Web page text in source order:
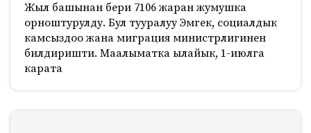
Жыл башынан бери 7106 жаран жумушка
орноштурулду. Бул тууралуу Эмгек, социалдык
камсыздоо жана миграция министрлигинен
билдиришти. Маалыматка ылайык, 1-июлга
карата